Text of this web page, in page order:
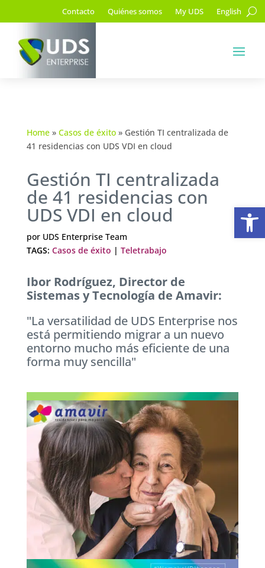
Contacto Quiénes somos My UDS English
Home» Casos de éxito» Gestión TI centralizada de
41 residencias con UDS VDI en cloud
Gestión TI centralizada
de 41 residencias con
UDS VDI en cloud
por UDS Enterprise Team
TAGS: Casos de éxito | Teletrabajo
Ibor Rodríguez, Director de
Sistemas y Tecnología de Amavir:
"La versatilidad de UDS Enterprise nos
está permitiendo migrar a un nuevo
entorno mucho más eficiente de una
forma muy sencilla"